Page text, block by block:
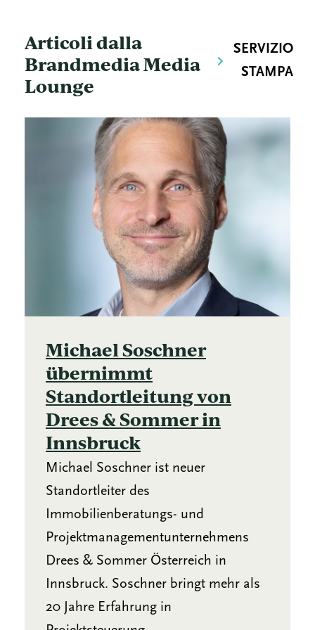
Articoli dalla
Brandmedia Media
Lounge
SERVIZIO
STAMPA
Michael Soschner
übernimmt
Standortleitung von
Drees & Sommer in
Innsbruck
Michael Soschner ist neuer
Standortleiter des
Immobilienberatungs- und
Projektmanagementunternehmens
Drees & Sommer Österreich in
Innsbruck. Soschner bringt mehr als
20 Jahre Erfahrung in